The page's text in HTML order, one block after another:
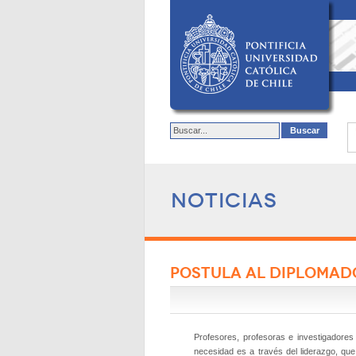
Noticias
POSTULA AL
Profesores, profesoras e
necesidad es a través del liderazgo,